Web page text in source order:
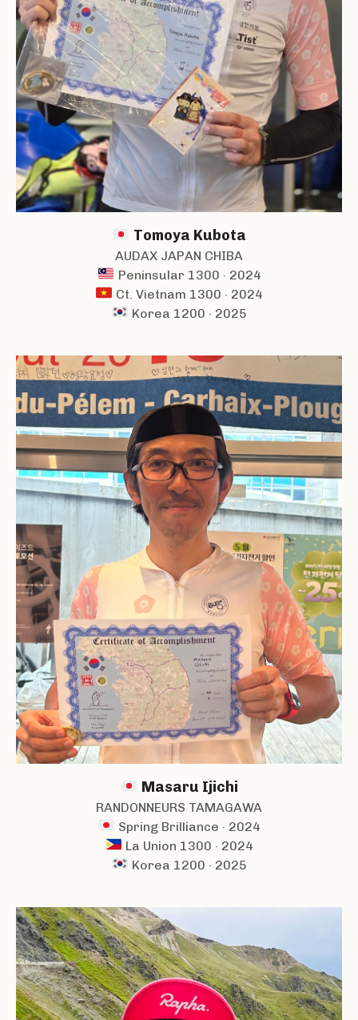
Tomoya Kubota
AUDAX JAPAN CHIBA
Peninsular 1300 · 2024
Ct. Vietnam 1300 · 2024
Korea 1200 · 2025
Masaru Ijichi
RANDONNEURS TAMAGAWA
Spring Brilliance · 2024
La Union 1300 · 2024
Korea 1200 · 2025